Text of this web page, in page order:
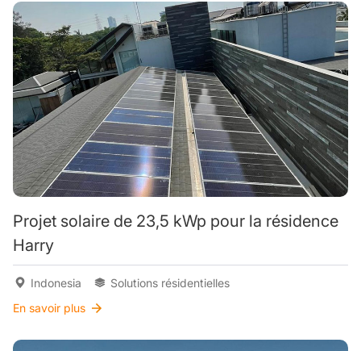
Projet solaire de 23,5 kWp pour la résidence
Harry
Indonesia
Solutions résidentielles
En savoir plus